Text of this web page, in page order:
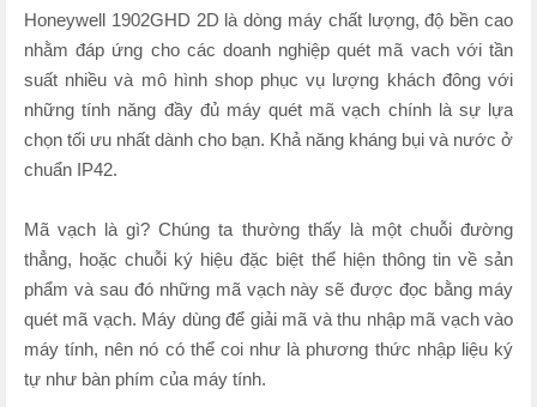
Honeywell 1902GHD 2D là dòng máy chất lượng, độ bền cao
nhằm đáp ứng cho các doanh nghiệp quét mã vach với tần
suất nhiều và mô hình shop phục vụ lượng khách đông với
những tính năng đầy đủ máy quét mã vạch chính là sự lựa
chọn tối ưu nhất dành cho bạn. Khả năng kháng bụi và nước ở
chuẩn IP42.
Mã vạch là gì? Chúng ta thường thấy là một chuỗi đường
thẳng, hoặc chuỗi ký hiệu đặc biệt thể hiện thông tin về sản
phẩm và sau đó những mã vạch này sẽ được đọc bằng máy
quét mã vạch. Máy dùng để giải mã và thu nhập mã vạch vào
máy tính, nên nó có thể coi như là phương thức nhập liệu ký
tự như bàn phím của máy tính.